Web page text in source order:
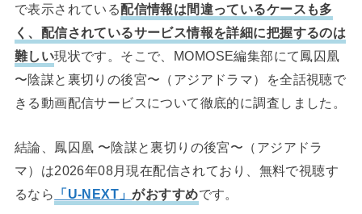
で表示されている配信情報は間違っているケースも多
く、配信されているサービス情報を詳細に把握するのは
難しい現状です。そこで、MOMOSE編集部にて鳳囚凰
〜陰謀と裏切りの後宮〜（アジアドラマ）を全話視聴で
きる動画配信サービスについて徹底的に調査しました。
結論、鳳囚凰 〜陰謀と裏切りの後宮〜（アジアドラ
マ）は2026年08月現在配信されており、無料で視聴す
るなら
「U-NEXT」がおすすめです。